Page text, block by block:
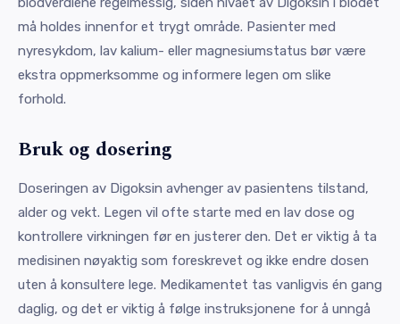
må holdes innenfor et trygt område. Pasienter med
nyresykdom, lav kalium- eller magnesiumstatus bør være
ekstra oppmerksomme og informere legen om slike
forhold.
Bruk og dosering
Doseringen av Digoksin avhenger av pasientens tilstand,
alder og vekt. Legen vil ofte starte med en lav dose og
kontrollere virkningen før en justerer den. Det er viktig å ta
medisinen nøyaktig som foreskrevet og ikke endre dosen
uten å konsultere lege. Medikamentet tas vanligvis én gang
daglig, og det er viktig å følge instruksjonene for å unngå